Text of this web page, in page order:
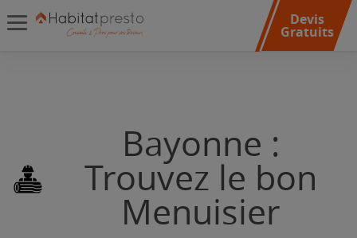
Devis
Gratuits
Bayonne :
Trouvez le bon
Menuisier